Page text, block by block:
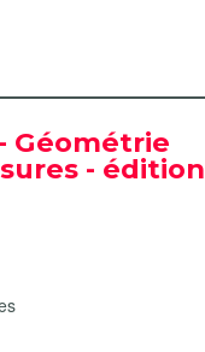
Géométrie
- édition